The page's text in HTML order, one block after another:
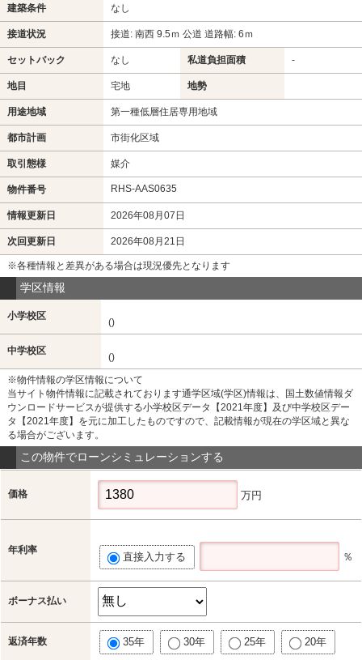
建築条件 なし
接道状況 接道: 南西 9.5ｍ 公道 道路幅: 6ｍ
セットバック なし 私道負担面積 -
地目 宅地 地勢
用途地域 第一種低層住居専用地域
都市計画 市街化区域
取引態様 媒介
物件番号 RHS-AAS0635
情報更新日 2026年08月07日
次回更新日 2026年08月21日
※各種情報と差異がある場合は現況優先となります
学区情報
小学校区
()
中学校区
()
※物件情報の学区情報について
当サイト物件情報に記載されております通学区域(学区)情報は、国土数値情報ダ
ウンロードサービスが提供する小学校区データ【2021年度】及び中学校区デー
タ【2021年度】を元に加工したものですので、記載情報が現在の学区域と異な
る場合がございます。
この物件でローンシミュレーションする
価格 万円
年利率
直接入力する ％
ボーナス払い
返済年数 35年 30年 25年 20年